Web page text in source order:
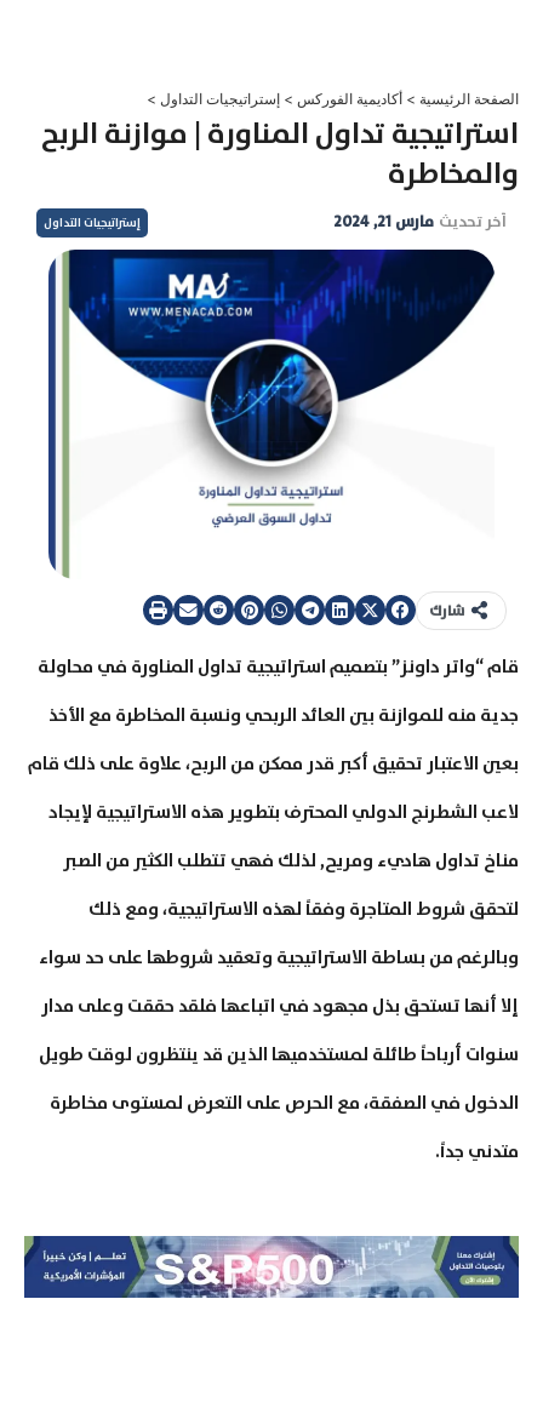
الصفحة الرئيسية > أكاديمية الفوركس > إستراتيجيات التداول >
استراتيجية تداول المناورة | موازنة الربح
والمخاطرة
آخر تحديث مارس 21, 2024 إستراتيجيات التداول
شارك
قام “واتر داونز” بتصميم استراتيجية تداول المناورة في محاولة
جدية منه للموازنة بين العائد الربحي ونسبة المخاطرة مع الأخذ
بعين الاعتبار تحقيق أكبر قدر ممكن من الربح، علاوة على ذلك قام
لاعب الشطرنج الدولي المحترف بتطوير هذه الاستراتيجية لإيجاد
مناخ تداول هاديء ومريح, لذلك فهي تتطلب الكثير من الصبر
لتحقق شروط المتاجرة وفقاً لهذه الاستراتيجية، ومع ذلك
وبالرغم من بساطة الاستراتيجية وتعقيد شروطها على حد سواء
إلا أنها تستحق بذل مجهود في اتباعها فلقد حققت وعلى مدار
سنوات أرباحاً طائلة لمستخدميها الذين قد ينتظرون لوقت طويل
الدخول في الصفقة، مع الحرص على التعرض لمستوى مخاطرة
متدني جداً.